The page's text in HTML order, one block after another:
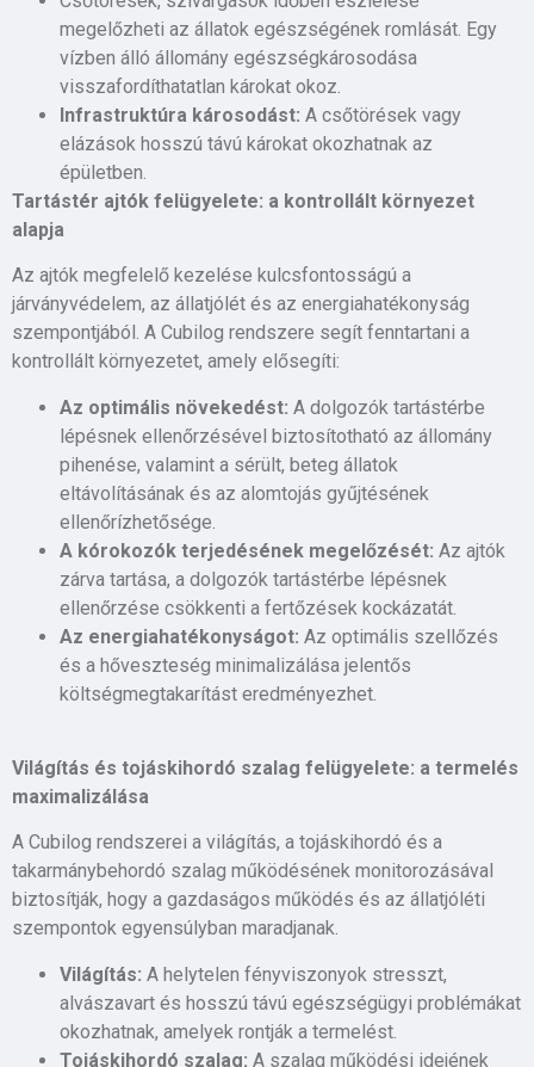
megelőzheti az állatok egészségének romlását. Egy
vízben álló állomány egészségkárosodása
visszafordíthatatlan károkat okoz.
Infrastruktúra károsodást: A csőtörések vagy
elázások hosszú távú károkat okozhatnak az
épületben.
Tartástér ajtók felügyelete: a kontrollált környezet
alapja
Az ajtók megfelelő kezelése kulcsfontosságú a
járványvédelem, az állatjólét és az energiahatékonyság
szempontjából. A Cubilog rendszere segít fenntartani a
kontrollált környezetet, amely elősegíti:
Az optimális növekedést: A dolgozók tartástérbe
lépésnek ellenőrzésével biztosítotható az állomány
pihenése, valamint a sérült, beteg állatok
eltávolításának és az alomtojás gyűjtésének
ellenőrízhetősége.
A kórokozók terjedésének megelőzését: Az ajtók
zárva tartása, a dolgozók tartástérbe lépésnek
ellenőrzése csökkenti a fertőzések kockázatát.
Az energiahatékonyságot: Az optimális szellőzés
és a hőveszteség minimalizálása jelentős
költségmegtakarítást eredményezhet.
Világítás és tojáskihordó szalag felügyelete: a termelés
maximalizálása
A Cubilog rendszerei a világítás, a tojáskihordó és a
takarmánybehordó szalag működésének monitorozásával
biztosítják, hogy a gazdaságos működés és az állatjóléti
szempontok egyensúlyban maradjanak.
Világítás: A helytelen fényviszonyok stresszt,
alvászavart és hosszú távú egészségügyi problémákat
okozhatnak, amelyek rontják a termelést.
Tojáskihordó szalag: A szalag működési idejének